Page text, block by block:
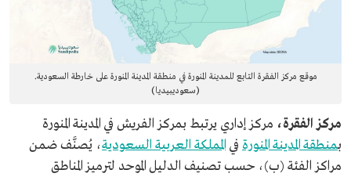
موقع مركز الفقرة التابع للمدينة المنورة في منطقة المدينة المنورة على خارطة السعودية.
(سعوديبيديا)
مركز الفقرة، مركز إداري يرتبط بمركز الفريش في المدينة المنورة
بمنطقة المدينة المنورة في المملكة العربية السعودية، يُصنَّف ضمن
مراكز الفئة (ب)، حسب تصنيف الدليل الموحد لترميز المناطق